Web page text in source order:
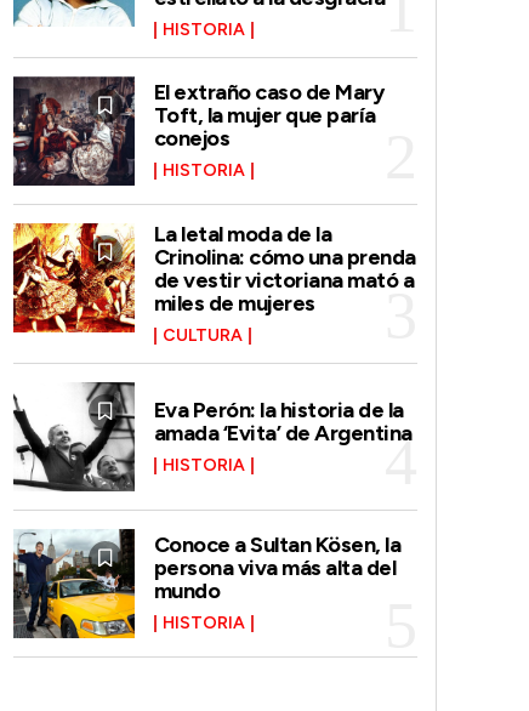
HISTORIA
El extraño caso de Mary
Toft, la mujer que paría
conejos
HISTORIA
La letal moda de la
Crinolina: cómo una prenda
de vestir victoriana mató a
miles de mujeres
CULTURA
Eva Perón: la historia de la
amada ‘Evita’ de Argentina
HISTORIA
Conoce a Sultan Kösen, la
persona viva más alta del
mundo
HISTORIA